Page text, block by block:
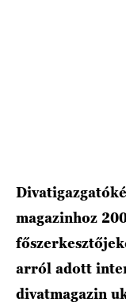
magazinhoz
arról adott
divatmagazin